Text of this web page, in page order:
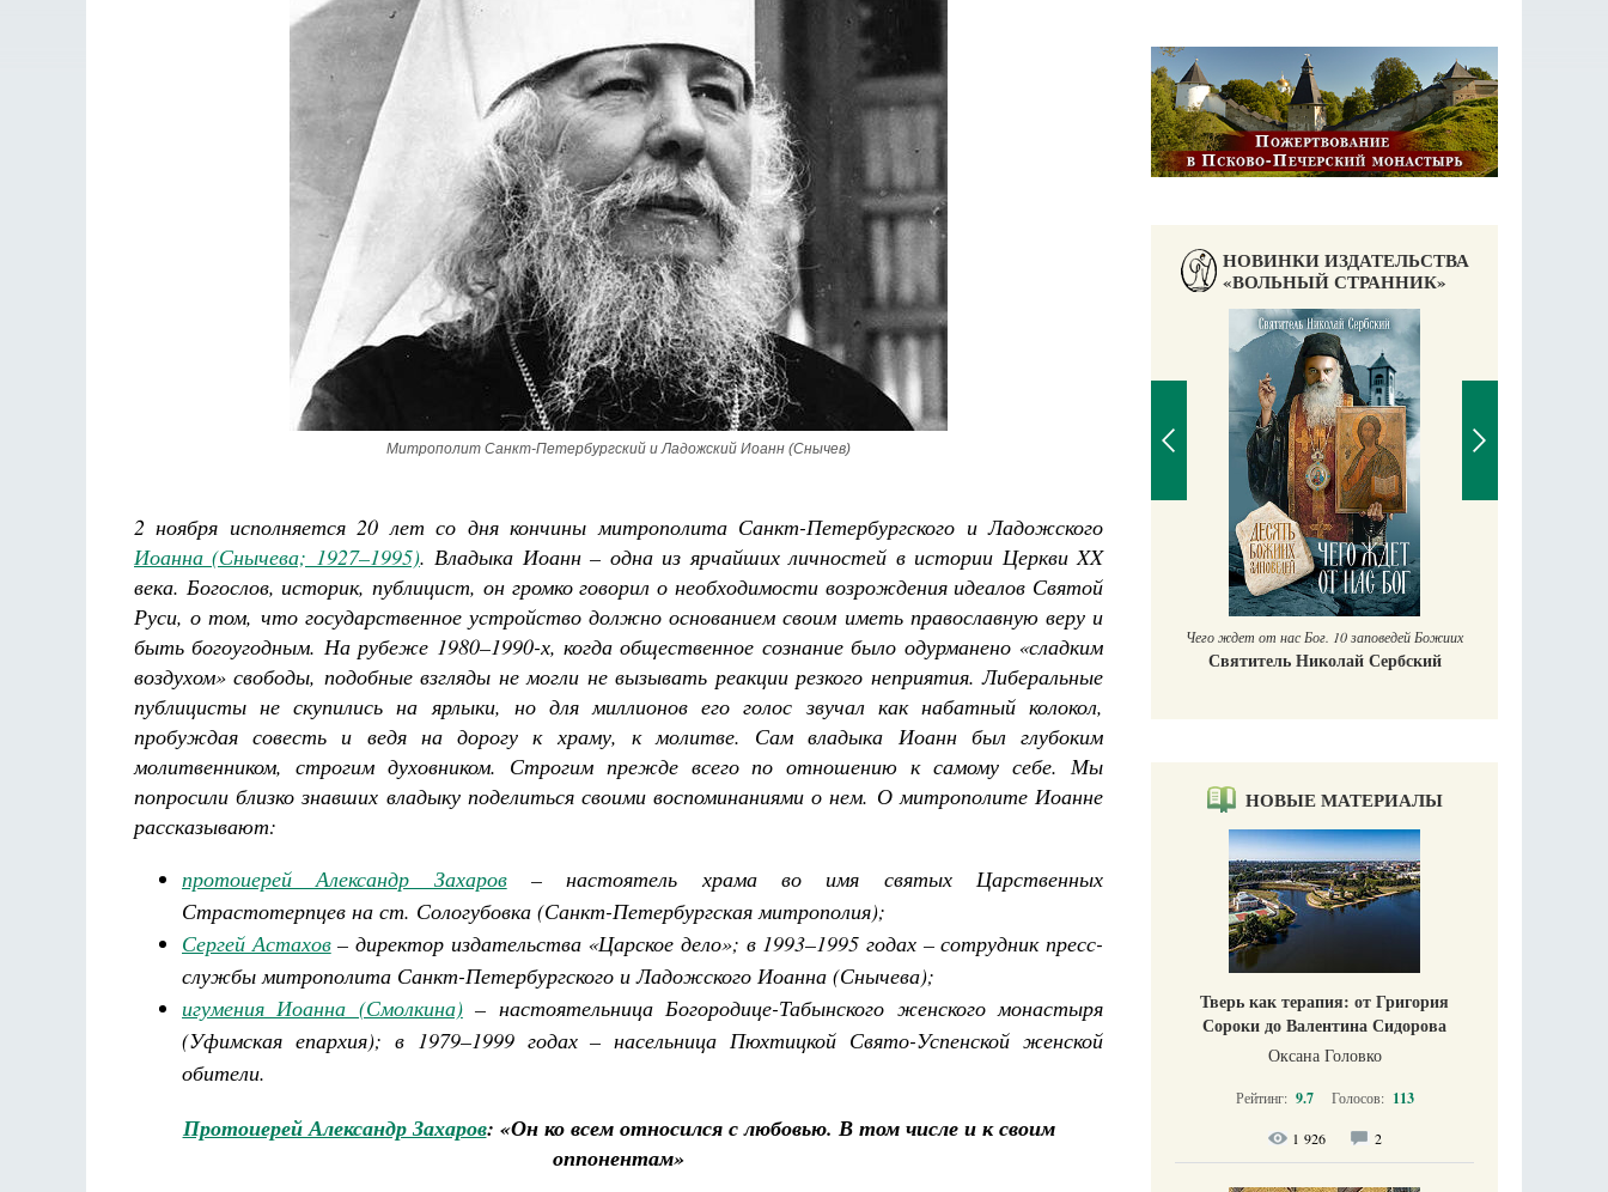
Митрополит Санкт-Петербургский и Ладожский Иоанн (Снычев)
2 ноября исполняется 20 лет со дня кончины митрополита Санкт-Петербургского и Ладожского
Иоанна (Снычева; 1927–1995). Владыка Иоанн – одна из ярчайших личностей в истории Церкви XX
века. Богослов, историк, публицист, он громко говорил о необходимости возрождения идеалов Святой
Руси, о том, что государственное устройство должно основанием своим иметь православную веру и
быть богоугодным. На рубеже 1980–1990-х, когда общественное сознание было одурманено «сладким
воздухом» свободы, подобные взгляды не могли не вызывать реакции резкого неприятия. Либеральные
публицисты не скупились на ярлыки, но для миллионов его голос звучал как набатный колокол,
пробуждая совесть и ведя на дорогу к храму, к молитве. Сам владыка Иоанн был глубоким
молитвенником, строгим духовником. Строгим прежде всего по отношению к самому себе. Мы
попросили близко знавших владыку поделиться своими воспоминаниями о нем. О митрополите Иоанне
рассказывают:
протоиерей Александр Захаров– настоятель храма во имя святых Царственных
Страстотерпцев на ст. Сологубовка (Санкт-Петербургская митрополия);
Сергей Астахов– директор издательства «Царское дело»; в 1993–1995 годах – сотрудник пресс-
службы митрополита Санкт-Петербургского и Ладожского Иоанна (Снычева);
игумения Иоанна (Смолкина)– настоятельница Богородице-Табынского женского монастыря
(Уфимская епархия); в 1979–1999 годах – насельница Пюхтицкой Свято-Успенской женской
обители.
Протоиерей Александр Захаров: «Он ко всем относился с любовью. В том числе и к своим
оппонентам»
НОВИНКИ ИЗДАТЕЛЬСТВА
«ВОЛЬНЫЙ СТРАННИК»
Разлуки не будет
Фредерика де Грааф Как найти своё место в жизни
Кирилл Мурышев
Великомученик Георгий Победоносец. Научись у
Роман Котов Чего ждет от нас Бог. 10 заповедей Божиих
Святитель Николай Сербский
НОВЫЕ МАТЕРИАЛЫ
Тверь как терапия: от Григория
Сороки до Валентина Сидорова
Оксана Головко
Рейтинг: 9.7 Голосов: 113
1 926 2